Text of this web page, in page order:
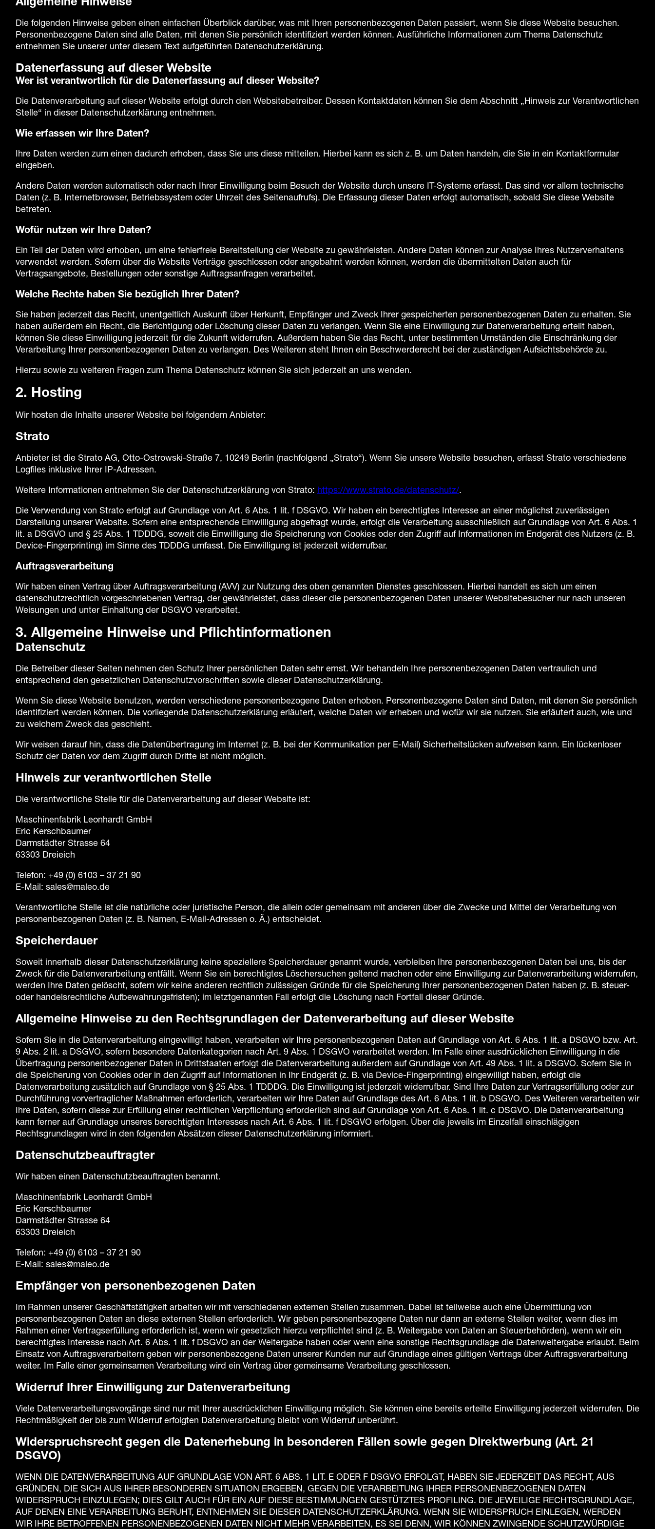
Allgemeine Hinweise
Die folgenden Hinweise geben einen einfachen Überblick darüber, was mit Ihren personenbezogenen Daten passiert, wenn Sie diese Website besuchen.
Personenbezogene Daten sind alle Daten, mit denen Sie persönlich identifiziert werden können. Ausführliche Informationen zum Thema Datenschutz
entnehmen Sie unserer unter diesem Text aufgeführten Datenschutzerklärung.
Datenerfassung auf dieser Website
Wer ist verantwortlich für die Datenerfassung auf dieser Website?
Die Datenverarbeitung auf dieser Website erfolgt durch den Websitebetreiber. Dessen Kontaktdaten können Sie dem Abschnitt „Hinweis zur Verantwortlichen
Stelle“ in dieser Datenschutzerklärung entnehmen.
Wie erfassen wir Ihre Daten?
Ihre Daten werden zum einen dadurch erhoben, dass Sie uns diese mitteilen. Hierbei kann es sich z. B. um Daten handeln, die Sie in ein Kontaktformular
eingeben.
Andere Daten werden automatisch oder nach Ihrer Einwilligung beim Besuch der Website durch unsere IT-Systeme erfasst. Das sind vor allem technische
Daten (z. B. Internetbrowser, Betriebssystem oder Uhrzeit des Seitenaufrufs). Die Erfassung dieser Daten erfolgt automatisch, sobald Sie diese Website
betreten.
Wofür nutzen wir Ihre Daten?
Ein Teil der Daten wird erhoben, um eine fehlerfreie Bereitstellung der Website zu gewährleisten. Andere Daten können zur Analyse Ihres Nutzerverhaltens
verwendet werden. Sofern über die Website Verträge geschlossen oder angebahnt werden können, werden die übermittelten Daten auch für
Vertragsangebote, Bestellungen oder sonstige Auftragsanfragen verarbeitet.
Welche Rechte haben Sie bezüglich Ihrer Daten?
Sie haben jederzeit das Recht, unentgeltlich Auskunft über Herkunft, Empfänger und Zweck Ihrer gespeicherten personenbezogenen Daten zu erhalten. Sie
haben außerdem ein Recht, die Berichtigung oder Löschung dieser Daten zu verlangen. Wenn Sie eine Einwilligung zur Datenverarbeitung erteilt haben,
können Sie diese Einwilligung jederzeit für die Zukunft widerrufen. Außerdem haben Sie das Recht, unter bestimmten Umständen die Einschränkung der
Verarbeitung Ihrer personenbezogenen Daten zu verlangen. Des Weiteren steht Ihnen ein Beschwerderecht bei der zuständigen Aufsichtsbehörde zu.
Hierzu sowie zu weiteren Fragen zum Thema Datenschutz können Sie sich jederzeit an uns wenden.
2. Hosting
Wir hosten die Inhalte unserer Website bei folgendem Anbieter:
Strato
Anbieter ist die Strato AG, Otto-Ostrowski-Straße 7, 10249 Berlin (nachfolgend „Strato“). Wenn Sie unsere Website besuchen, erfasst Strato verschiedene
Logfiles inklusive Ihrer IP-Adressen.
Weitere Informationen entnehmen Sie der Datenschutzerklärung von Strato: https://www.strato.de/datenschutz/.
Die Verwendung von Strato erfolgt auf Grundlage von Art. 6 Abs. 1 lit. f DSGVO. Wir haben ein berechtigtes Interesse an einer möglichst zuverlässigen
Darstellung unserer Website. Sofern eine entsprechende Einwilligung abgefragt wurde, erfolgt die Verarbeitung ausschließlich auf Grundlage von Art. 6 Abs. 1
lit. a DSGVO und § 25 Abs. 1 TDDDG, soweit die Einwilligung die Speicherung von Cookies oder den Zugriff auf Informationen im Endgerät des Nutzers (z. B.
Device-Fingerprinting) im Sinne des TDDDG umfasst. Die Einwilligung ist jederzeit widerrufbar.
Auftragsverarbeitung
Wir haben einen Vertrag über Auftragsverarbeitung (AVV) zur Nutzung des oben genannten Dienstes geschlossen. Hierbei handelt es sich um einen
datenschutzrechtlich vorgeschriebenen Vertrag, der gewährleistet, dass dieser die personenbezogenen Daten unserer Websitebesucher nur nach unseren
Weisungen und unter Einhaltung der DSGVO verarbeitet.
3. Allgemeine Hinweise und Pflicht­informationen
Datenschutz
Die Betreiber dieser Seiten nehmen den Schutz Ihrer persönlichen Daten sehr ernst. Wir behandeln Ihre personenbezogenen Daten vertraulich und
entsprechend den gesetzlichen Datenschutzvorschriften sowie dieser Datenschutzerklärung.
Wenn Sie diese Website benutzen, werden verschiedene personenbezogene Daten erhoben. Personenbezogene Daten sind Daten, mit denen Sie persönlich
identifiziert werden können. Die vorliegende Datenschutzerklärung erläutert, welche Daten wir erheben und wofür wir sie nutzen. Sie erläutert auch, wie und
zu welchem Zweck das geschieht.
Wir weisen darauf hin, dass die Datenübertragung im Internet (z. B. bei der Kommunikation per E-Mail) Sicherheitslücken aufweisen kann. Ein lückenloser
Schutz der Daten vor dem Zugriff durch Dritte ist nicht möglich.
Hinweis zur verantwortlichen Stelle
Die verantwortliche Stelle für die Datenverarbeitung auf dieser Website ist:
Maschinenfabrik Leonhardt GmbH
Eric Kerschbaumer
Darmstädter Strasse 64
63303 Dreieich
Telefon: +49 (0) 6103 – 37 21 90
E-Mail: sales@maleo.de
Verantwortliche Stelle ist die natürliche oder juristische Person, die allein oder gemeinsam mit anderen über die Zwecke und Mittel der Verarbeitung von
personenbezogenen Daten (z. B. Namen, E-Mail-Adressen o. Ä.) entscheidet.
Speicherdauer
Soweit innerhalb dieser Datenschutzerklärung keine speziellere Speicherdauer genannt wurde, verbleiben Ihre personenbezogenen Daten bei uns, bis der
Zweck für die Datenverarbeitung entfällt. Wenn Sie ein berechtigtes Löschersuchen geltend machen oder eine Einwilligung zur Datenverarbeitung widerrufen,
werden Ihre Daten gelöscht, sofern wir keine anderen rechtlich zulässigen Gründe für die Speicherung Ihrer personenbezogenen Daten haben (z. B. steuer-
oder handelsrechtliche Aufbewahrungsfristen); im letztgenannten Fall erfolgt die Löschung nach Fortfall dieser Gründe.
Allgemeine Hinweise zu den Rechtsgrundlagen der Datenverarbeitung auf dieser Website
Sofern Sie in die Datenverarbeitung eingewilligt haben, verarbeiten wir Ihre personenbezogenen Daten auf Grundlage von Art. 6 Abs. 1 lit. a DSGVO bzw. Art.
9 Abs. 2 lit. a DSGVO, sofern besondere Datenkategorien nach Art. 9 Abs. 1 DSGVO verarbeitet werden. Im Falle einer ausdrücklichen Einwilligung in die
Übertragung personenbezogener Daten in Drittstaaten erfolgt die Datenverarbeitung außerdem auf Grundlage von Art. 49 Abs. 1 lit. a DSGVO. Sofern Sie in
die Speicherung von Cookies oder in den Zugriff auf Informationen in Ihr Endgerät (z. B. via Device-Fingerprinting) eingewilligt haben, erfolgt die
Datenverarbeitung zusätzlich auf Grundlage von § 25 Abs. 1 TDDDG. Die Einwilligung ist jederzeit widerrufbar. Sind Ihre Daten zur Vertragserfüllung oder zur
Durchführung vorvertraglicher Maßnahmen erforderlich, verarbeiten wir Ihre Daten auf Grundlage des Art. 6 Abs. 1 lit. b DSGVO. Des Weiteren verarbeiten wir
Ihre Daten, sofern diese zur Erfüllung einer rechtlichen Verpflichtung erforderlich sind auf Grundlage von Art. 6 Abs. 1 lit. c DSGVO. Die Datenverarbeitung
kann ferner auf Grundlage unseres berechtigten Interesses nach Art. 6 Abs. 1 lit. f DSGVO erfolgen. Über die jeweils im Einzelfall einschlägigen
Rechtsgrundlagen wird in den folgenden Absätzen dieser Datenschutzerklärung informiert.
Datenschutz­beauftragter
Wir haben einen Datenschutzbeauftragten benannt.
Maschinenfabrik Leonhardt GmbH
Eric Kerschbaumer
Darmstädter Strasse 64
63303 Dreieich
Telefon: +49 (0) 6103 – 37 21 90
E-Mail: sales@maleo.de
Empfänger von personenbezogenen Daten
Im Rahmen unserer Geschäftstätigkeit arbeiten wir mit verschiedenen externen Stellen zusammen. Dabei ist teilweise auch eine Übermittlung von
personenbezogenen Daten an diese externen Stellen erforderlich. Wir geben personenbezogene Daten nur dann an externe Stellen weiter, wenn dies im
Rahmen einer Vertragserfüllung erforderlich ist, wenn wir gesetzlich hierzu verpflichtet sind (z. B. Weitergabe von Daten an Steuerbehörden), wenn wir ein
berechtigtes Interesse nach Art. 6 Abs. 1 lit. f DSGVO an der Weitergabe haben oder wenn eine sonstige Rechtsgrundlage die Datenweitergabe erlaubt. Beim
Einsatz von Auftragsverarbeitern geben wir personenbezogene Daten unserer Kunden nur auf Grundlage eines gültigen Vertrags über Auftragsverarbeitung
weiter. Im Falle einer gemeinsamen Verarbeitung wird ein Vertrag über gemeinsame Verarbeitung geschlossen.
Widerruf Ihrer Einwilligung zur Datenverarbeitung
Viele Datenverarbeitungsvorgänge sind nur mit Ihrer ausdrücklichen Einwilligung möglich. Sie können eine bereits erteilte Einwilligung jederzeit widerrufen. Die
Rechtmäßigkeit der bis zum Widerruf erfolgten Datenverarbeitung bleibt vom Widerruf unberührt.
Widerspruchsrecht gegen die Datenerhebung in besonderen Fällen sowie gegen Direktwerbung (Art. 21
DSGVO)
WENN DIE DATENVERARBEITUNG AUF GRUNDLAGE VON ART. 6 ABS. 1 LIT. E ODER F DSGVO ERFOLGT, HABEN SIE JEDERZEIT DAS RECHT, AUS
GRÜNDEN, DIE SICH AUS IHRER BESONDEREN SITUATION ERGEBEN, GEGEN DIE VERARBEITUNG IHRER PERSONENBEZOGENEN DATEN
WIDERSPRUCH EINZULEGEN; DIES GILT AUCH FÜR EIN AUF DIESE BESTIMMUNGEN GESTÜTZTES PROFILING. DIE JEWEILIGE RECHTSGRUNDLAGE,
AUF DENEN EINE VERARBEITUNG BERUHT, ENTNEHMEN SIE DIESER DATENSCHUTZERKLÄRUNG. WENN SIE WIDERSPRUCH EINLEGEN, WERDEN
WIR IHRE BETROFFENEN PERSONENBEZOGENEN DATEN NICHT MEHR VERARBEITEN, ES SEI DENN, WIR KÖNNEN ZWINGENDE SCHUTZWÜRDIGE